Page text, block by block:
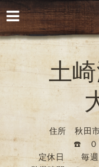
土
住所 秋田
☎️ ０
定休日 毎週月